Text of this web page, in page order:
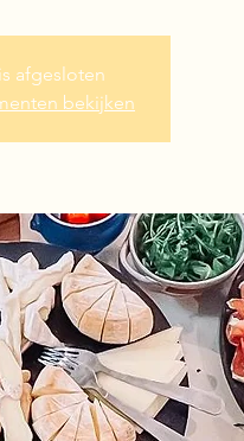
afgesloten
bekijken